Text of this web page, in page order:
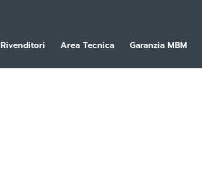
Rivenditori Area Tecnica Garanzia MBM